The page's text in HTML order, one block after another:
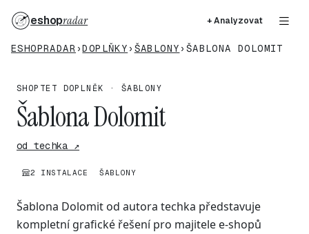
eshopradar + Analyzovat
ESHOPRADAR ›DOPLŇKY › ŠABLONY › ŠABLONA DOLOMIT
SHOPTET DOPLNĚK · ŠABLONY
Šablona Dolomit
od techka ↗
2 INSTALACE ŠABLONY
Šablona Dolomit od autora techka představuje
kompletní grafické řešení pro majitele e-shopů